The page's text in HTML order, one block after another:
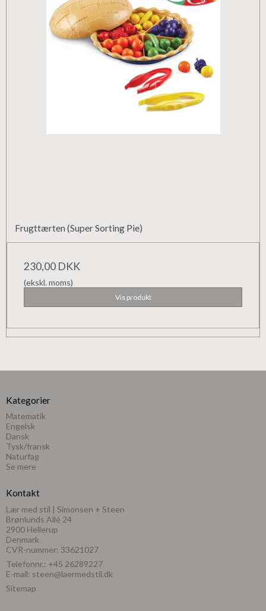
Frugttærten (Super Sorting Pie)
230,00 DKK
(ekskl. moms)
Vis produkt
Kategorier
Matematik
Engelsk
Dansk
Tysk/fransk
Naturfag
Se mere
Kontakt
Lær med stil | Simonsen + Steen
Brønlunds Allé 24
2900 Hellerup
Denmark
CVR-nummer: 33621027
Telefonnr.: +45 26289227
E-mail: steen@laermedstil.dk
Sitemap